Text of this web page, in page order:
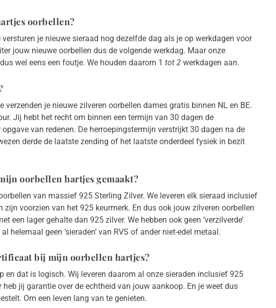
oorbellen?
je nieuwe sieraad nog dezelfde dag als je op werkdagen voor
jouw nieuwe oorbellen dus de volgende werkdag. Maar onze
wel eens een foutje. We houden daarom 1 tot 2 werkdagen aan.
verzenden je nieuwe zilveren oorbellen dames gratis binnen NL en BE.
Jij hebt het recht om binnen een termijn van 30 dagen de
van redenen. De herroepingstermijn verstrijkt 30 dagen na de
derde de laatste zending of het laatste onderdeel fysiek in bezit
oorbellen hartjes gemaakt?
van massief 925 Sterling Zilver. We leveren elk sieraad inclusief
zijn voorzien van het 925 keurmerk. En dus ook jouw zilveren oorbellen
een lager gehalte dan 925 zilver. We hebben ook geen ‘verzilverde’
helemaal geen ‘sieraden’ van RVS of ander niet-edel metaal.
bij mijn oorbellen hartjes?
en dat is logisch. Wij leveren daarom al onze sieraden inclusief 925
jij garantie over de echtheid van jouw aankoop. En je weet dus
Om een leven lang van te genieten.